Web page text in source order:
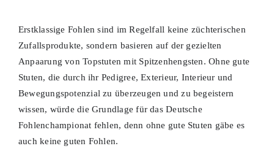
Erstklassige Fohlen sind im Regelfall keine züchterischen
Zufallsprodukte, sondern basieren auf der gezielten
Anpaarung von Topstuten mit Spitzenhengsten. Ohne gute
Stuten, die durch ihr Pedigree, Exterieur, Interieur und
Bewegungspotenzial zu überzeugen und zu begeistern
wissen, würde die Grundlage für das Deutsche
Fohlenchampionat fehlen, denn ohne gute Stuten gäbe es
auch keine guten Fohlen.